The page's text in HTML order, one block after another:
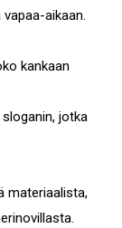
aikaan.
kankaan
jotka
materiaalista,